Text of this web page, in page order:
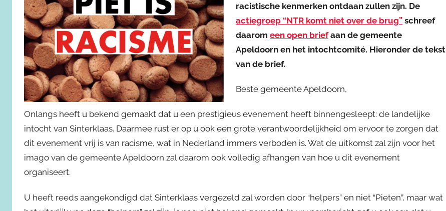
racistische kenmerken ontdaan zullen zijn. De
actiegroep “NTR komt niet over de brug” schreef
daarom een open briefaan de gemeente
Apeldoorn en het intochtcomité. Hieronder de tekst
van de brief.
Beste gemeente Apeldoorn,
Onlangs heeft u bekend gemaakt dat u een prestigieus evenement heeft binnengesleept: de landelijke
intocht van Sinterklaas. Daarmee rust er op u ook een grote verantwoordelijkheid om ervoor te zorgen dat
dit evenement vrij is van racisme, wat in Nederland immers verboden is. Wat de uitkomst zal zijn voor het
imago van de gemeente Apeldoorn zal daarom ook volledig afhangen van hoe u dit evenement
organiseert.
U heeft reeds aangekondigd dat Sinterklaas vergezeld zal worden door “helpers” en niet “Pieten”, maar wat